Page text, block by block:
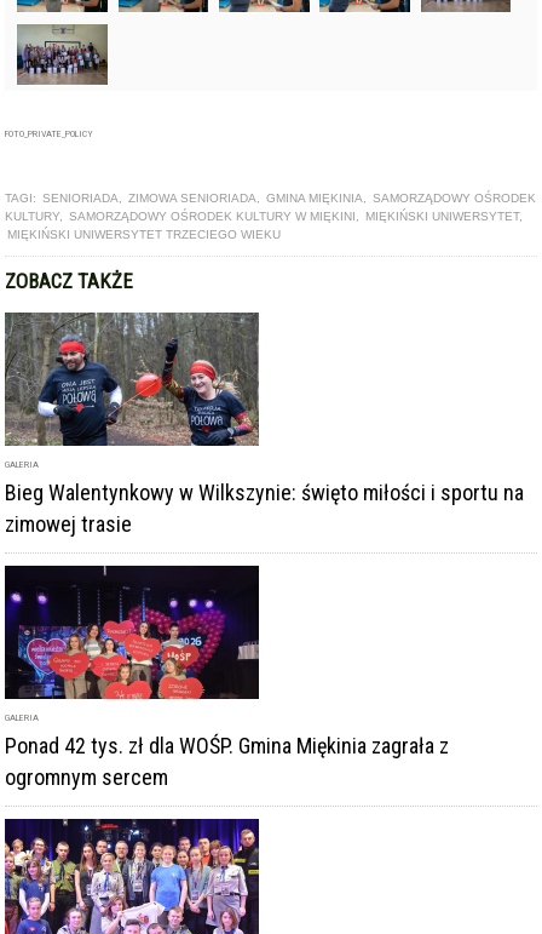
FOTO_PRIVATE_POLICY
TAGI: SENIORIADA ZIMOWA SENIORIADA GMINA MIĘKINIA
SAMORZĄDOWY OŚRODEK
KULTURY
SAMORZĄDOWY OŚRODEK KULTURY W MIĘKINI MIĘKIŃSKI UNIWERSYTET,
MIĘKIŃSKI UNIWERSYTET TRZECIEGO WIEKU
ZOBACZ TAKŻE
GALERIA
Bieg Walentynkowy w Wilkszynie: święto miłości i sportu na
zimowej trasie
GALERIA
Ponad 42 tys. zł dla WOŚP. Gmina Miękinia zagrała z
ogromnym sercem